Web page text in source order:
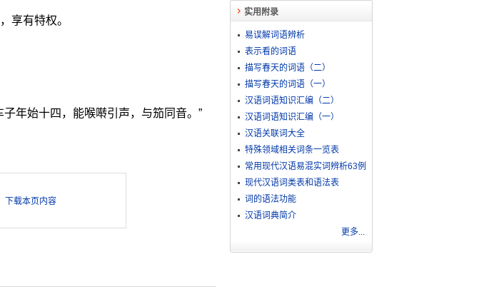
享有特权。
年始十四，能喉啭引声，与笳同音。”
下载本页内容
实用附录
易误解词语辨析
表示看的词语
描写春天的词语（二）
描写春天的词语（一）
汉语词语知识汇编（二）
汉语词语知识汇编（一）
汉语关联词大全
特殊领域相关词条一览表
常用现代汉语易混实词辨析63例
现代汉语词类表和语法表
词的语法功能
汉语词典简介
更多...